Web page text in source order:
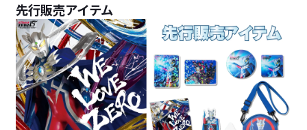
先行販売アイテム